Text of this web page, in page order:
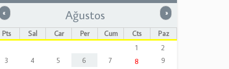
« Önceki »Sonraki
Ağustos
Pts Sal Çar Per Cum Cts
Paz
1
2
3
4 5 6 7 8
9